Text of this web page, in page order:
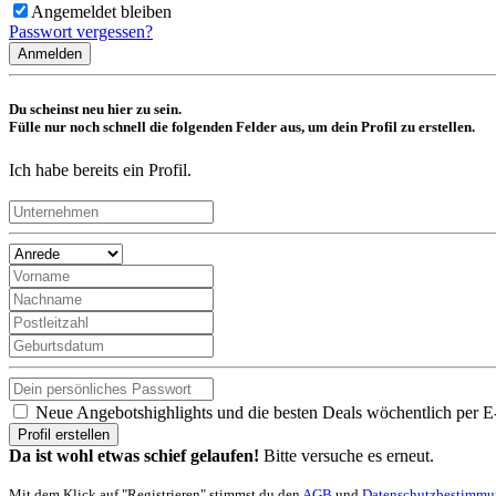
Angemeldet bleiben
Passwort vergessen?
Anmelden
Du scheinst neu hier zu sein.
Fülle nur noch schnell die folgenden Felder aus, um dein Profil zu erstellen.
Ich habe bereits ein Profil.
Neue Angebotshighlights und die besten Deals wöchentlich per
Profil erstellen
Da ist wohl etwas schief gelaufen! Bitte versuche es erneut.